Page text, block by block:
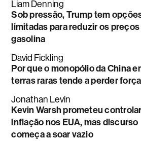
Liam Denning
Sob pressão, Trump tem
limitadas para reduzir os preços
gasolina
David Fickling
Por que o monopólio da China
terras raras tende a perder força
Jonathan Levin
Kevin Warsh prometeu
inflação nos EUA, mas discurso
começa a soar vazio